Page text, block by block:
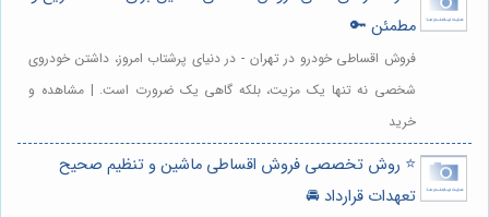
مطمئن 🔑
فروش اقساطی خودرو در تهران - در دنیای پرشتاب امروز، داشتن خودروی
شخصی نه تنها یک مزیت، بلکه گاهی یک ضرورت است. | مشاهده و
خرید
⭐️ روش تخصصی فروش اقساطی ماشین و تنظیم صحیح
تعهدات قرارداد 🚘